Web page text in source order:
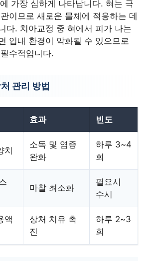
가장 심하게 나타납니다. 혀는 극
이므로 새로운 물체에 적응하는 데
다. 치아교정 중 혀에서 피가 나는
입내 환경이 악화될 수 있으므로
수적입니다.
관리 방법
효과 빈도
치
소독 및 염증
완화
하루 3~4
회
마찰 최소화
필요시
수시
액
상처 치유 촉
진
하루 2~3
회